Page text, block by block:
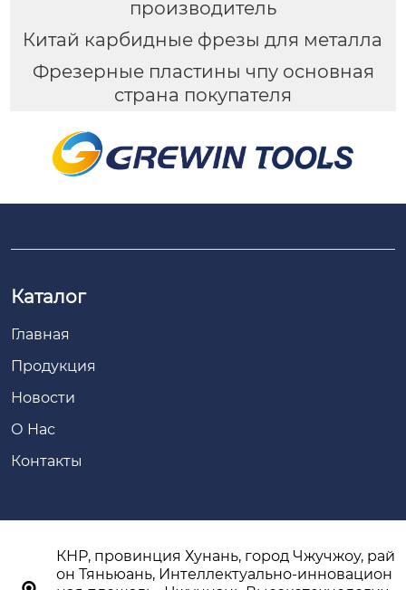
производитель
Китай карбидные фрезы для металла
Фрезерные пластины чпу основная
страна покупателя
Каталог
Главная
Продукция
Новости
О Hас
Контакты
КНР, провинция Хунань, город Чжучжоу, рай
он Тяньюань, Интеллектуально-инновацион